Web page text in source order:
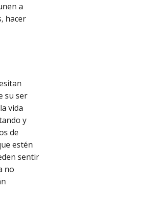
a
hacer
su ser
vida
y
de
estén
sentir
no